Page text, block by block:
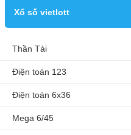
Xổ số vietlott
Thần Tài
Điện toán 123
Điện toán 6x36
Mega 6/45